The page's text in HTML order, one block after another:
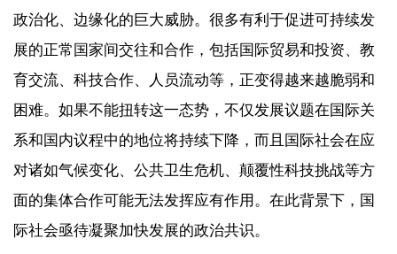
政治化、边缘化的巨大威胁。很多有利于促进可持续发
展的正常国家间交往和合作，包括国际贸易和投资、教
育交流、科技合作、人员流动等，正变得越来越脆弱和
困难。如果不能扭转这一态势，不仅发展议题在国际关
系和国内议程中的地位将持续下降，而且国际社会在应
对诸如气候变化、公共卫生危机、颠覆性科技挑战等方
面的集体合作可能无法发挥应有作用。在此背景下，国
际社会亟待凝聚加快发展的政治共识。